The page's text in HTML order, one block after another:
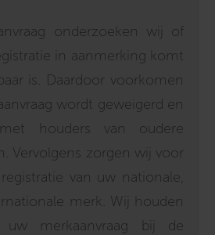
onderzoeken wij of
in aanmerking komt
is. Daardoor voorkomen
wordt geweigerd en
houders van oudere
Vervolgens zorgen wij voor
van uw nationale,
merk. Wij houden
merkaanvraag bij de